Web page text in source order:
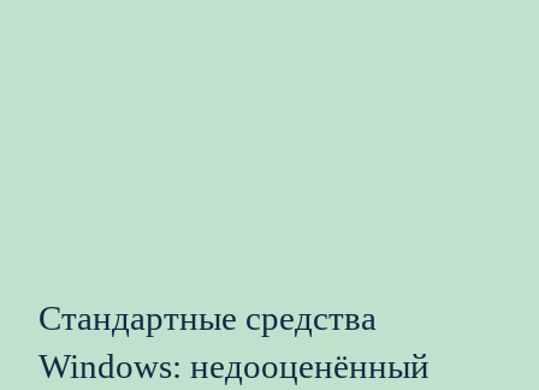
Стандартные средства
Windows: недооценённый